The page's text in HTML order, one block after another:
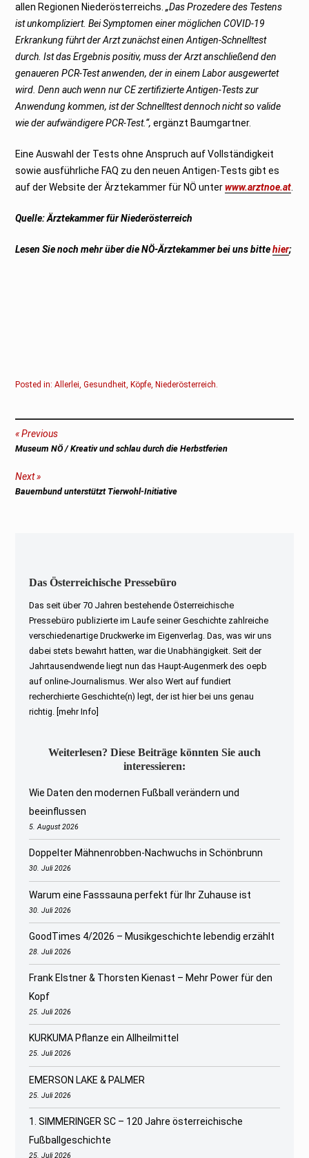
allen Regionen Niederösterreichs.„Das Prozedere des Testens
ist unkompliziert. Bei Symptomen einer möglichen COVID-19
Erkrankung führt der Arzt zunächst einen Antigen-Schnelltest
durch. Ist das Ergebnis positiv, muss der Arzt anschließend den
genaueren PCR-Test anwenden, der in einem Labor ausgewertet
wird. Denn auch wenn nur CE zertifizierte Antigen-Tests zur
Anwendung kommen, ist der Schnelltest dennoch nicht so valide
wie der aufwändigere PCR-Test.“, ergänzt Baumgartner.
Eine Auswahl der Tests ohne Anspruch auf Vollständigkeit
sowie ausführliche FAQ zu den neuen Antigen-Tests gibt es
auf der Website der Ärztekammer für NÖ unterwww.arztnoe.at
Quelle: Ärztekammer für Niederösterreich
Lesen Sie noch mehr über die NÖ-Ärztekammer bei uns bittehier;
Posted in:Allerlei,Gesundheit,Köpfe,Niederösterreich.
Beitragsnavigation
Previous
Previous
Museum NÖ / Kreativ und schlau durch die Herbstferien
Next
Next
Bauernbund unterstützt Tierwohl-Initiative
Das Österreichische Pressebüro
Das seit über 70 Jahren bestehende Österreichische
Pressebüro publizierte im Laufe seiner Geschichte zahlreiche
verschiedenartige Druckwerke im Eigenverlag. Das, was wir uns
dabei stets bewahrt hatten, war die Unabhängigkeit. Seit der
Jahrtausendwende liegt nun das Haupt-Augenmerk des oepb
auf online-Journalismus. Wer also Wert auf fundiert
recherchierte Geschichte(n) legt, der ist hier bei uns genau
richtig.
[mehr Info]
Weiterlesen? Diese Beiträge könnten Sie auch
interessieren:
Wie Daten den modernen Fußball verändern und
beeinflussen
5. August 2026
Doppelter Mähnenrobben-Nachwuchs in Schönbrunn
30. Juli 2026
Warum eine Fasssauna perfekt für Ihr Zuhause ist
30. Juli 2026
GoodTimes 4/2026 – Musikgeschichte lebendig erzählt
28. Juli 2026
Frank Elstner & Thorsten Kienast – Mehr Power für den
Kopf
25. Juli 2026
KURKUMA Pflanze ein Allheilmittel
25. Juli 2026
EMERSON LAKE & PALMER
25. Juli 2026
1. SIMMERINGER SC – 120 Jahre österreichische
Fußballgeschichte
25. Juli 2026